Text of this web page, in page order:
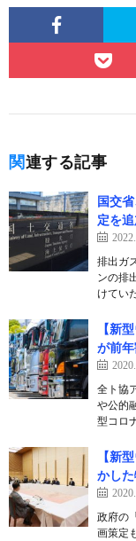
関連する記事
国交
定を
排出ガ
ンの排
けてい
【新
が前
全ト協
や公的
型コロ
【新
かし
政府の
画策定